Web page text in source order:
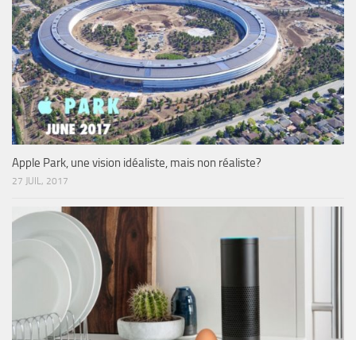
Apple Park, une vision idéaliste, mais non réaliste?
27 JUIL, 2017